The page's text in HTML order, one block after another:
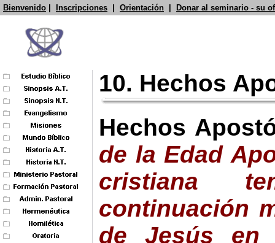
Bienvenido Inscripciones Orientación Donar al seminario - su
10. Hechos
Hechos
de la Edad
cristiana
continuación
de Jesús